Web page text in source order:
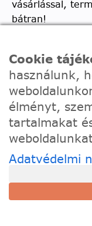
vásárlással,
bátran!
Egyedi képes
Facebook
Csatlakozz
Cookie
használunk,
élményt,
tartalmakat
Adatvédelmi